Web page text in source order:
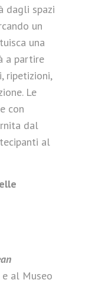
dagli spazi
un
una
a partire
ripetizioni,
Le
con
dal
al
al Museo